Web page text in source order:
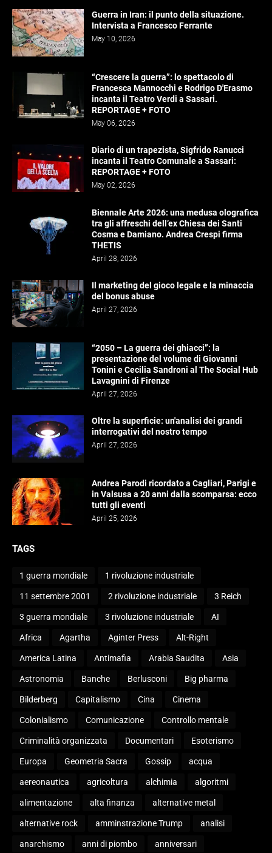
Guerra in Iran: il punto della situazione.
Intervista a Francesco Ferrante
May 10, 2026
“Crescere la guerra”: lo spettacolo di
Francesca Mannocchi e Rodrigo D'Erasmo
incanta il Teatro Verdi a Sassari.
REPORTAGE + FOTO
May 06, 2026
Diario di un trapezista, Sigfrido Ranucci
incanta il Teatro Comunale a Sassari:
REPORTAGE + FOTO
May 02, 2026
Biennale Arte 2026: una medusa olografica
tra gli affreschi dell’ex Chiesa dei Santi
Cosma e Damiano. Andrea Crespi firma
THETIS
April 28, 2026
Il marketing del gioco legale e la minaccia
del bonus abuse
April 27, 2026
“2050 – La guerra dei ghiacci”: la
presentazione del volume di Giovanni
Tonini e Cecilia Sandroni al The Social Hub
Lavagnini di Firenze
April 27, 2026
Oltre la superficie: un'analisi dei grandi
interrogativi del nostro tempo
April 27, 2026
Andrea Parodi ricordato a Cagliari, Parigi e
in Valsusa a 20 anni dalla scomparsa: ecco
tutti gli eventi
April 25, 2026
TAGS
1 guerra mondiale 1 rivoluzione industriale
11 settembre 2001 2 rivoluzione industriale 3 Reich
3 guerra mondiale 3 rivoluzione industriale AI
Africa Agartha Aginter Press Alt-Right
America Latina Antimafia Arabia Saudita Asia
Astronomia Banche Berlusconi Big pharma
Bilderberg Capitalismo Cina Cinema
Colonialismo Comunicazione Controllo mentale
Criminalità organizzata Documentari Esoterismo
Europa Geometria Sacra Gossip acqua
aereonautica agricoltura alchimia algoritmi
alimentazione alta finanza alternative metal
alternative rock amminstrazione Trump analisi
anarchismo anni di piombo anniversari